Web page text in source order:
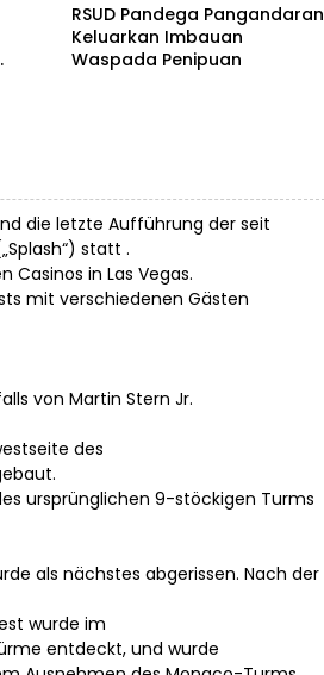
RSUD Pandega Pangandaran
Keluarkan Imbauan
Waspada Penipuan
die letzte Aufführung der seit
statt .
in Las Vegas.
mit verschiedenen Gästen
von Martin Stern Jr.
des
ursprünglichen 9-stöckigen Turms
als nächstes abgerissen. Nach der
wurde im
entdeckt, und wurde